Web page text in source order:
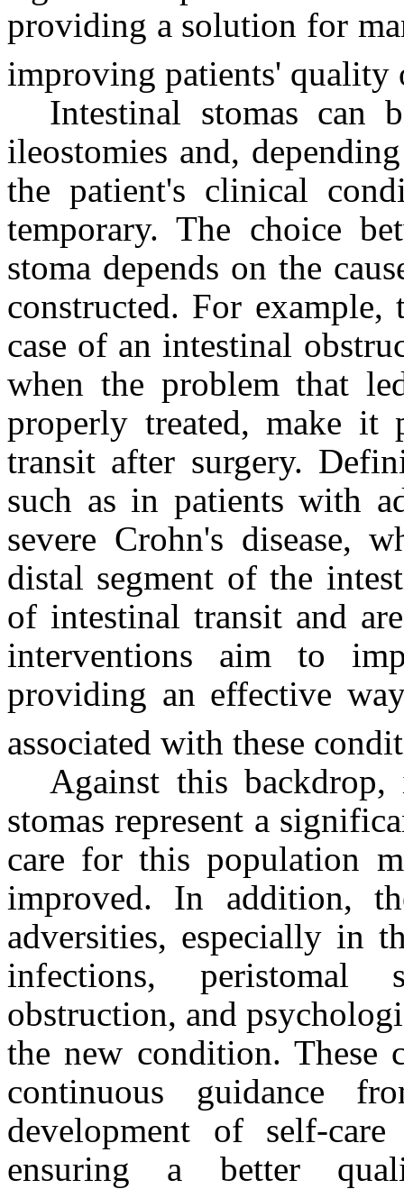
providing a solution for
improving patients' quality
Intestinal stomas can
ileostomies and,
the patient's clinical
temporary. The choice
stoma depends on the
constructed. For example,
case of an intestinal
when the problem that
properly treated, make it
transit after surgery.
such as in patients with
severe Crohn's disease,
distal segment of the
of intestinal transit and
interventions aim to
providing an effective
associated with these
Against this
stomas represent a
care for this population
improved. In addition,
adversities, especially in
infections, peristomal
obstruction, and
the new condition. These
continuous guidance
development of self-
ensuring a better